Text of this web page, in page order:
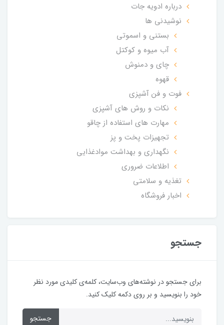
درباره ادویه جات
نوشیدنی ها
بستنی و اسموتی
آب میوه و کوکتل
چای و دمنوش
قهوه
فوت و فن آشپزی
نکات و روش های آشپزی
مهارت های استفاده از چاقو
تجهیزات پخت و پز
نگهداری و بهداشت موادغذایی
اطلاعات ضروری
تغذیه و سلامتی
اخبار فروشگاه
جستجو
برای جستجو در نوشته‌های وب‌سایت، کلمه‌ی کلیدی مورد نظر
خود را بنویسید و بر روی دکمه کلیک کنید.
جستجو